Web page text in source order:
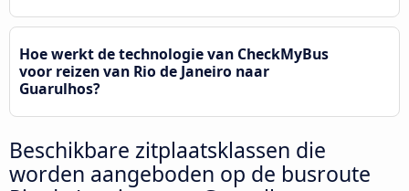
Hoe werkt de technologie van CheckMyBus
voor reizen van Rio de Janeiro naar
Guarulhos?
Beschikbare zitplaatsklassen die
worden aangeboden op de busroute